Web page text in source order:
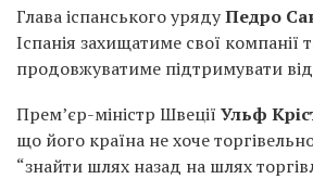
Глава іспанського урядуПедро
Іспанія захищатиме свої компанії
продовжуватиме підтримувати
Прем’єр-міністр Швеції Ульф
що його країна не хоче
“знайти шлях назад на шлях